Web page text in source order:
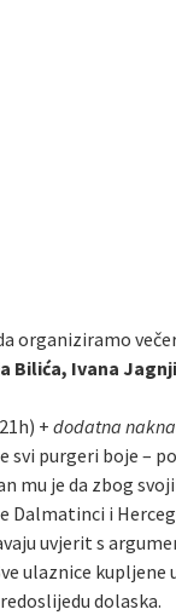
organiziramo
Bilića, Ivana
+ dodatna
svi purgeri boje –
mu je da zbog
i
uvjerit s
ulaznice
dolaska.